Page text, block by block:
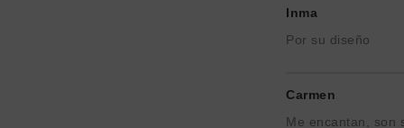
Inma
Por su diseño
Carmen
Me encantan, son